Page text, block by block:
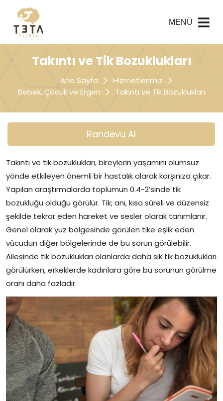
MENÜ
Takıntı ve Tik Bozuklukları
Ana Sayfa
Hizmetlerimiz
Bebek, Çocuk ve Ergen
Takıntı ve Tik Bozuklukları
Randevu Al
Takıntı ve tik bozuklukları, bireylerin yaşamını olumsuz
yönde etkileyen önemli bir hastalık olarak karşınıza çıkar.
Yapılan araştırmalarda toplumun 0.4-2’sinde tik
bozukluğu olduğu görülür. Tik; anı, kısa süreli ve düzensiz
şekilde tekrar eden hareket ve sesler olarak tanımlanır.
Genel olarak yüz bölgesinde görülen tike eşlik eden
vücudun diğer bölgelerinde de bu sorun görülebilir.
Ailesinde tik bozuklukları olanlarda daha sık tik bozuklukları
görülürken, erkeklerde kadınlara göre bu sorunun görülme
oranı daha fazladır.